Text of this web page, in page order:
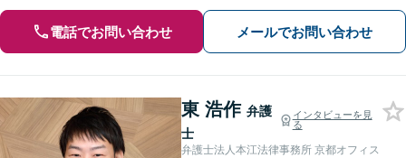
電話でお問い合わせ メールでお問い合わせ
東 浩作 弁護
士
インタビューを見
る
弁護士法人本江法律事務所 京都オフィス